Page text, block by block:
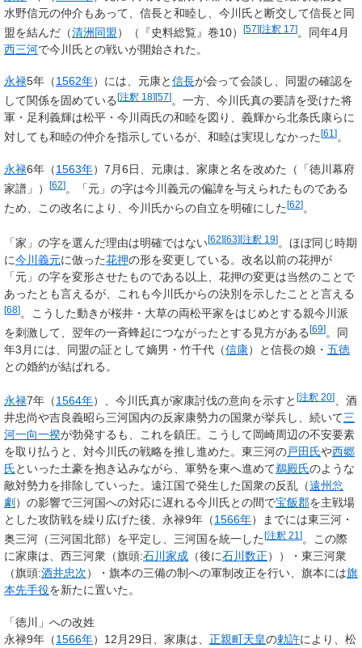
水野信元の仲介もあって、信長と和睦し、今川氏と断交して信長と同
盟を結んだ（清洲同盟）（『史料総覧』巻10） [57][注釈 17]。同年4月
西三河で今川氏との戦いが開始された。
永禄5年（1562年）には、元康と信長が会って会談し、同盟の確認を
して関係を固めている [注釈 18][57]。一方、今川氏真の要請を受けた将
軍・足利義輝は松平・今川両氏の和睦を図り、義輝から北条氏康らに
対しても和睦の仲介を指示しているが、和睦は実現しなかった [61 ]。
永禄6年（1563年）7月6日、元康は、 家康と名を改めた（「徳川幕府
家譜」）
[62]。「元」の字は今川義元の偏諱を与えられたものである
ため、この改名により、今川氏からの自立を明確にした[62]。
「家」の字を選んだ理由は明確ではない[62][63][注釈 19]。ほぼ同じ時期
に今川義元に倣った花押の形を変更している。改名以前の花押が
「元」の字を変形させたものである以上、花押の変更は当然のことで
あったとも言えるが、これも今川氏からの決別を示したことと言える
[68]。こうした動きが桜井・大草の両松平家をはじめとする親今川派
を刺激して、翌年の一斉蜂起につながったとする見方がある[69]。同
年3月には、同盟の証として嫡男・竹千代（信康）と信長の娘・ 五徳
との婚約が結ばれる。
永禄7年（1564年）、今川氏真が家康討伐の意向を示すと [注釈 20]、酒
井忠尚や吉良義昭ら三河国内の反家康勢力の国衆が挙兵し、続いて三
河一向一揆が勃発するも、これを鎮圧。こうして岡崎周辺の不安要素
を取り払うと、対今川氏の戦略を推し進めた。東三河の戸田氏や西郷
氏といった土豪を抱き込みながら、軍勢を東へ進めて鵜殿氏のような
敵対勢力を排除していった。遠江国で発生した国衆の反乱（遠州忩
劇 ）の影響で三河国への対応に遅れる今川氏との間で宝飯郡を主戦場
とした攻防戦を繰り広げた後、永禄9年（1566年）までには東三河・
奥三河（三河国北部）を平定し、三河国を統一した [注釈 21 ]。この際
に家康は、西三河衆（旗頭:石川家成 （後に石川数正））・東三河衆
（旗頭:酒井忠次）・旗本の三備の制への軍制改正を行い、旗本には旗
本先手役を新たに置いた。
「徳川」への改姓
永禄9年（1566年）12月29日、家康は、 正親町天皇の勅許により、松